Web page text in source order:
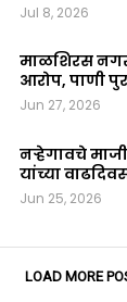
Jul 8, 2026
माळशिरस
आरोप, पाणी
Jun 27, 2026
नऱ्हेगावचे
यांच्या
Jun 25, 2026
LOAD MORE